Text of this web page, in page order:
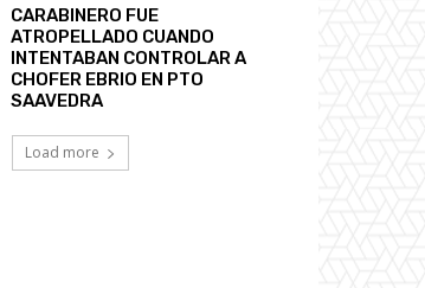
CARABINERO FUE
ATROPELLADO CUANDO
INTENTABAN CONTROLAR A
CHOFER EBRIO EN PTO
SAAVEDRA
Load more